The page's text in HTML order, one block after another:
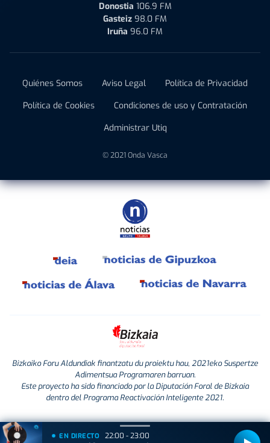
Donostia 106.9 FM
Gasteiz 98.0 FM
Iruña 96.0 FM
Quiénes Somos Aviso Legal
Política de Privacidad
Política de Cookies
Condiciones de uso y Contratación
Administrar Utiq
© 2021 Onda Vasca
Bizkaiko Foru Aldundiak finantzatu du proiektu hau, 2021eko Suspertze
Adimentsua Programaren barruan.
Este proyecto ha sido financiado por la Diputación Foral de Bizkaia
dentro del Programa Reactivación Inteligente 2021.
EN DIRECTO 22:00 - 23:00